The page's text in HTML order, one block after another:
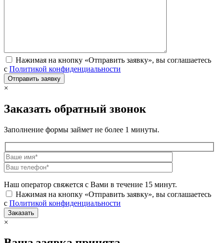
Нажимая на кнопку «Отправить заявку», вы соглашаетесь
с Политикой конфиденциальности
×
Заказать обратный звонок
Заполнение формы займет не более 1 минуты.
Наш оператор свяжется с Вами в течение 15 минут.
Нажимая на кнопку «Отправить заявку», вы соглашаетесь
с Политикой конфиденциальности
×